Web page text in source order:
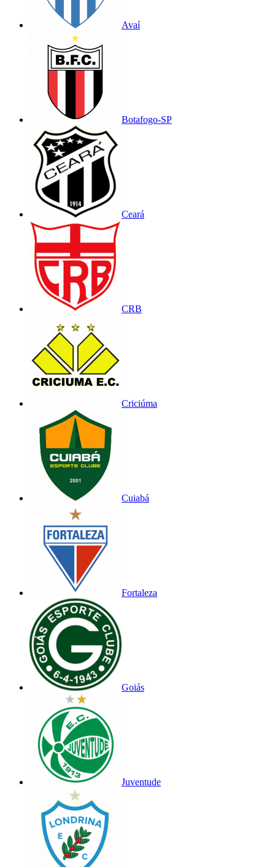
Avaí
Botafogo-SP
Ceará
CRB
Criciúma
Cuiabá
Fortaleza
Goiás
Juventude